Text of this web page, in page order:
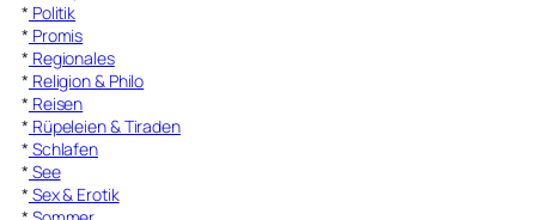
* Politik
* Promis
* Regionales
* Religion & Philo
* Reisen
* Rüpeleien & Tiraden
* Schlafen
* See
* Sex & Erotik